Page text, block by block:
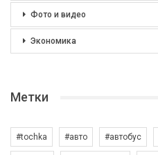
Фото и видео
Экономика
Метки
#tochka #авто #автобус